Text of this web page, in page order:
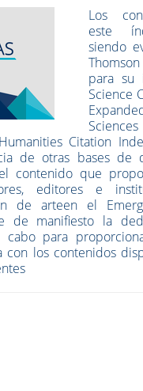
Los
este
siendo
para su
Science
Citation
de otras bases de
contenido que
editores e
de arteen el
de manifiesto la
cabo para
con los contenidos